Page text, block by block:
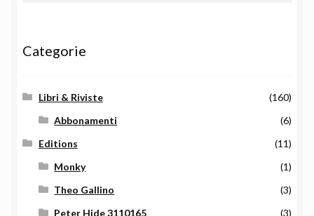
Categorie
Libri & Riviste
(160)
Abbonamenti
(6)
Editions
(11)
Monky
(1)
Theo Gallino
(3)
Peter Hide 3110165
(3)